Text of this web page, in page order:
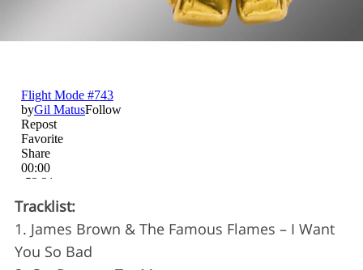
Tracklist:
1. James Brown & The Famous Flames – I Want
You So Bad